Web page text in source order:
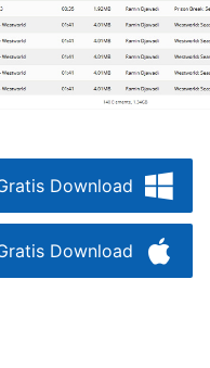
Download
Download